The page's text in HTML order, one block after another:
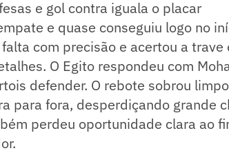
e gol contra iguala o placar
e quase conseguiu logo no
com precisão e acertou a trave
O Egito respondeu com
defender. O rebote sobrou
para fora, desperdiçando grande
perdeu oportunidade clara ao